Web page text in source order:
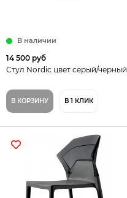
В наличии
14 500 руб
Стул Nordic цвет серый/черный
В КОРЗИНУ В 1 КЛИК